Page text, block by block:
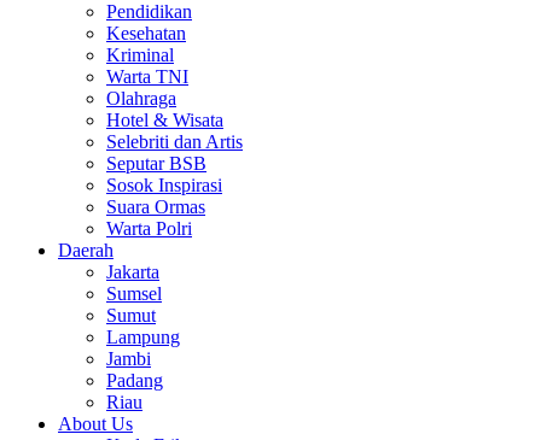
Pendidikan
Kesehatan
Kriminal
Warta TNI
Olahraga
Hotel & Wisata
Selebriti dan Artis
Seputar BSB
Sosok Inspirasi
Suara Ormas
Warta Polri
Daerah
Jakarta
Sumsel
Sumut
Lampung
Jambi
Padang
Riau
About Us